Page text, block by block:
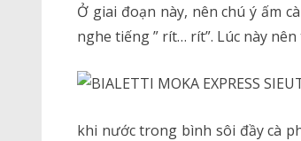
Ở giai đoạn này, nên chú ý ấm
nghe tiếng ” rít… rít”. Lúc này
khi nước trong bình sôi đầy cà